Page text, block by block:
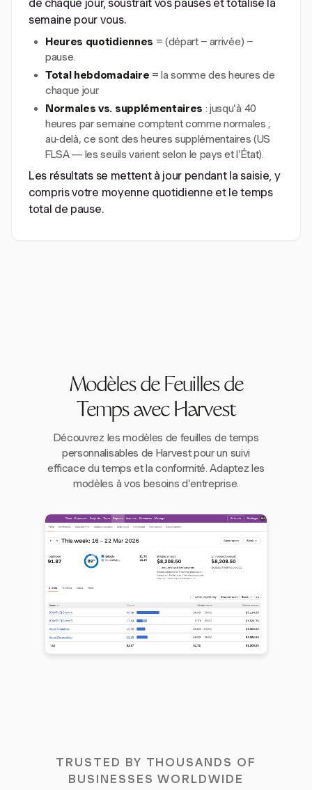
de chaque jour, soustrait vos pauses et totalise la
semaine pour vous.
Heures quotidiennes = (départ − arrivée) −
pause.
Total hebdomadaire = la somme des heures de
chaque jour.
Normales vs. supplémentaires : jusqu'à 40
heures par semaine comptent comme normales ;
au-delà, ce sont des heures supplémentaires (US
FLSA — les seuils varient selon le pays et l'État).
Les résultats se mettent à jour pendant la saisie, y
compris votre moyenne quotidienne et le temps
total de pause.
Modèles de Feuilles de
Temps avec Harvest
Découvrez les modèles de feuilles de temps
personnalisables de Harvest pour un suivi
efficace du temps et la conformité. Adaptez les
modèles à vos besoins d'entreprise.
TRUSTED BY THOUSANDS OF
BUSINESSES WORLDWIDE